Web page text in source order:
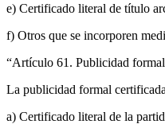
e) Certificado literal de título
f) Otros que se incorporen
“Artículo 61. Publicidad
La publicidad formal
a) Certificado literal de la